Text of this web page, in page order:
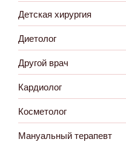
Детская хирургия
Диетолог
Другой врач
Кардиолог
Косметолог
Мануальный терапевт